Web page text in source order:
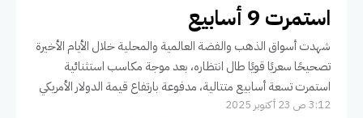
استمرت 9 أسابيع
شهدت أسواق الذهب والفضة العالمية والمحلية خلال الأيام الأخيرة
تصحيحًا سعريًا قويًا طال انتظاره، بعد موجة مكاسب استثنائية
استمرت تسعة أسابيع متتالية، مدفوعة بارتفاع قيمة الدولار الأمريكي
وتراجع الطلب الفعلي
3:12 ص 23 أكتوبر 2025